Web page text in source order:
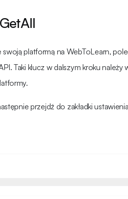
platformą na WebToLearn,
Taki klucz w dalszym kroku należy
przejdź do zakładki